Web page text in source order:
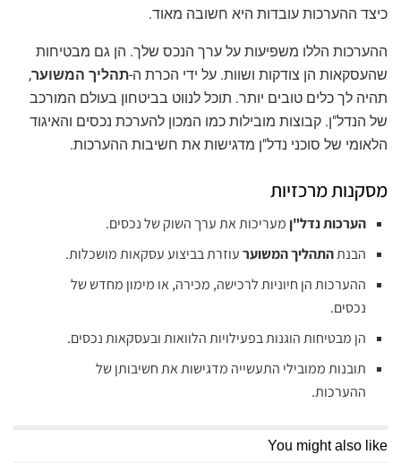
כיצד ההערכות עובדות היא חשובה מאוד.
ההערכות הללו משפיעות על ערך הנכס שלך. הן גם מבטיחות
שהעסקאות הן צודקות ושוות. על ידי הכרת ה-תהליך המשוער,
תהיה לך כלים טובים יותר. תוכל לנווט בביטחון בעולם המורכב
של הנדל"ן. קבוצות מובילות כמו המכון להערכת נכסים והאיגוד
הלאומי של סוכני נדל"ן מדגישות את חשיבות ההערכות.
מסקנות מרכזיות
הערכות נדל"ןמעריכות את ערך השוק של נכסים.
הבנתהתהליך המשוערעוזרת בביצוע עסקאות מושכלות.
ההערכות הן חיוניות לרכישה, מכירה, או מימון מחדש של
נכסים.
הן מבטיחות הוגנות בפעילויות הלוואות ובעסקאות נכסים.
תובנות ממובילי התעשייה מדגישות את חשיבותן של
ההערכות.
You might also like